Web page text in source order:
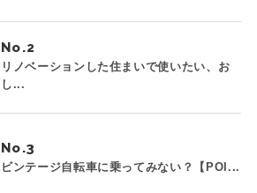
No.
リノベーションした住まいで使いたい、お
し...
No.
ビンテージ自転車に乗ってみない？【POI...